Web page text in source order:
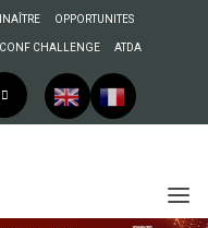
OPPORTUNITES
CHALLENGE ATDA